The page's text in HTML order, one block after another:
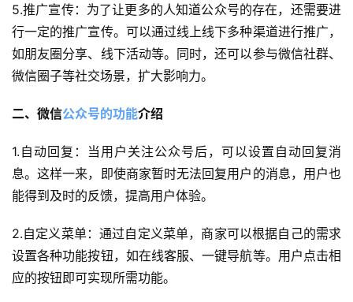
首
5.推广宣传：为了让更多的人知道公众号的存在，还需要进
行一定的推广宣传。可以通过线上线下多种渠道进行推广，
如朋友圈分享、线下活动等。同时，还可以参与微信社群、
微信圈子等社交场景，扩大影响力。
二、微信公众号的功能介绍
1.自动回复：当用户关注公众号后，可以设置自动回复消
息。这样一来，即使商家暂时无法回复用户的消息，用户也
能得到及时的反馈，提高用户体验。
2.自定义菜单：通过自定义菜单，商家可以根据自己的需求
设置各种功能按钮，如在线客服、一键导航等。用户点击相
应的按钮即可实现所需功能。